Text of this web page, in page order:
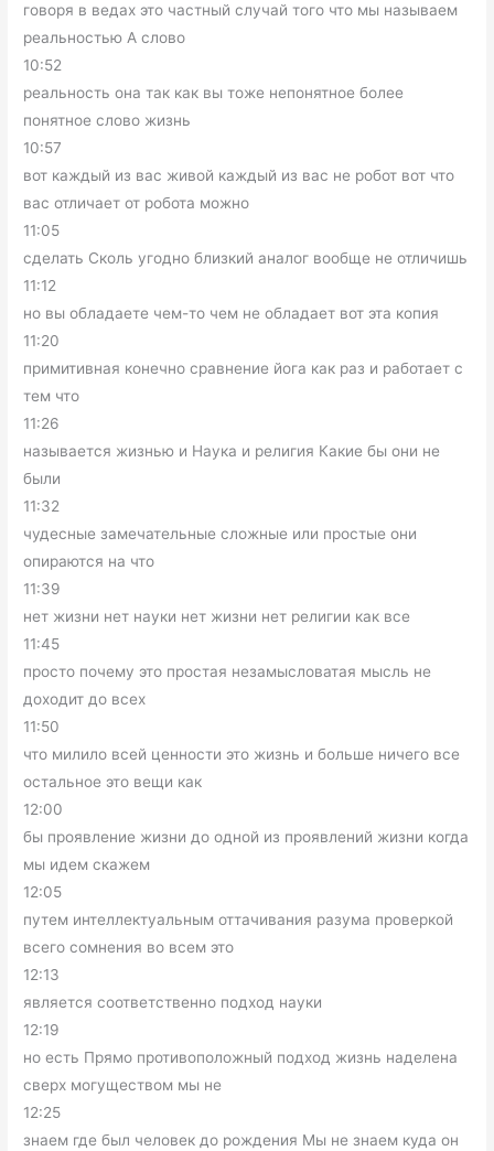
говоря в ведах это частный случай того что мы называем
реальностью А слово
10:52
реальность она так как вы тоже непонятное более
понятное слово жизнь
10:57
вот каждый из вас живой каждый из вас не робот вот что
вас отличает от робота можно
11:05
сделать Сколь угодно близкий аналог вообще не отличишь
11:12
но вы обладаете чем-то чем не обладает вот эта копия
11:20
примитивная конечно сравнение йога как раз и работает с
тем что
11:26
называется жизнью и Наука и религия Какие бы они не
были
11:32
чудесные замечательные сложные или простые они
опираются на что
11:39
нет жизни нет науки нет жизни нет религии как все
11:45
просто почему это простая незамысловатая мысль не
доходит до всех
11:50
что милило всей ценности это жизнь и больше ничего все
остальное это вещи как
12:00
бы проявление жизни до одной из проявлений жизни когда
мы идем скажем
12:05
путем интеллектуальным оттачивания разума проверкой
всего сомнения во всем это
12:13
является соответственно подход науки
12:19
но есть Прямо противоположный подход жизнь наделена
сверх могуществом мы не
12:25
знаем где был человек до рождения Мы не знаем куда он